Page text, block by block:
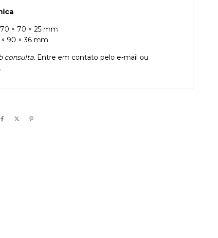
70 × 70 × 25 mm
× 90 × 36 mm
consulta.Entre em contato pelo e-mail ou